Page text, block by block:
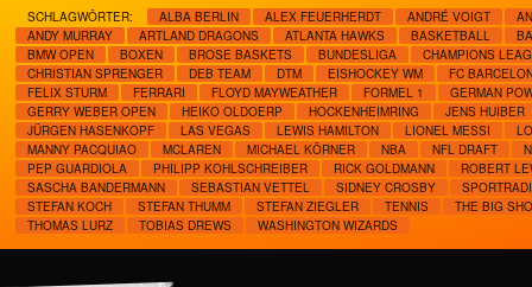
SCHLAGWÖRTER: ALBA BERLIN ALEX FEUERHERDT ANDRÉ VOIGT
ANDY MURRAY
ARTLAND DRAGONS ATLANTA HAWKS BASKETBALL
BMW OPEN
BOXEN BROSE BASKETS BUNDESLIGA
CHAMPIONS
CHRISTIAN SPRENGER
DEB TEAM DTM EISHOCKEY WM
FC
FELIX STURM
FERRARI FLOYD MAYWEATHER FORMEL 1
GERMAN
GERRY WEBER OPEN
HEIKO OLDOERP HOCKENHEIMRING
JENS HUIBER
JÜRGEN HASENKOPF
LAS VEGAS LEWIS HAMILTON LIONEL MESSI
MANNY PACQUIAO
MCLAREN MICHAEL KÖRNER NBA NFL DRAFT
PEP GUARDIOLA
PHILIPP KOHLSCHREIBER RICK GOLDMANN
ROBERT
SASCHA BANDERMANN
SEBASTIAN VETTEL SIDNEY CROSBY
STEFAN KOCH
STEFAN THUMM STEFAN ZIEGLER TENNIS
THE BIG
THOMAS LURZ
TOBIAS DREWS WASHINGTON WIZARDS